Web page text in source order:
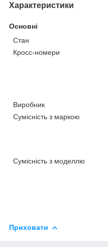
Характеристики
Основні
Стан
Кросс-номери
Виробник
Сумісність з маркою
Сумісність з моделлю
Приховати